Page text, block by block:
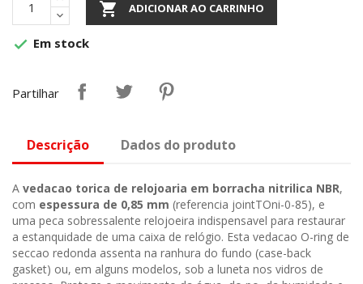
 ADICIONAR AO CARRINHO
 Em stock
Partilhar
Descrição Dados do produto
A vedacao torica de relojoaria em borracha nitrilica NBR,
com espessura de 0,85 mm (referencia jointTOni-0-85), e
uma peca sobressalente relojoeira indispensavel para restaurar
a estanquidade de uma caixa de relógio. Esta vedacao O-ring de
seccao redonda assenta na ranhura do fundo (case-back
gasket) ou, em alguns modelos, sob a luneta nos vidros de